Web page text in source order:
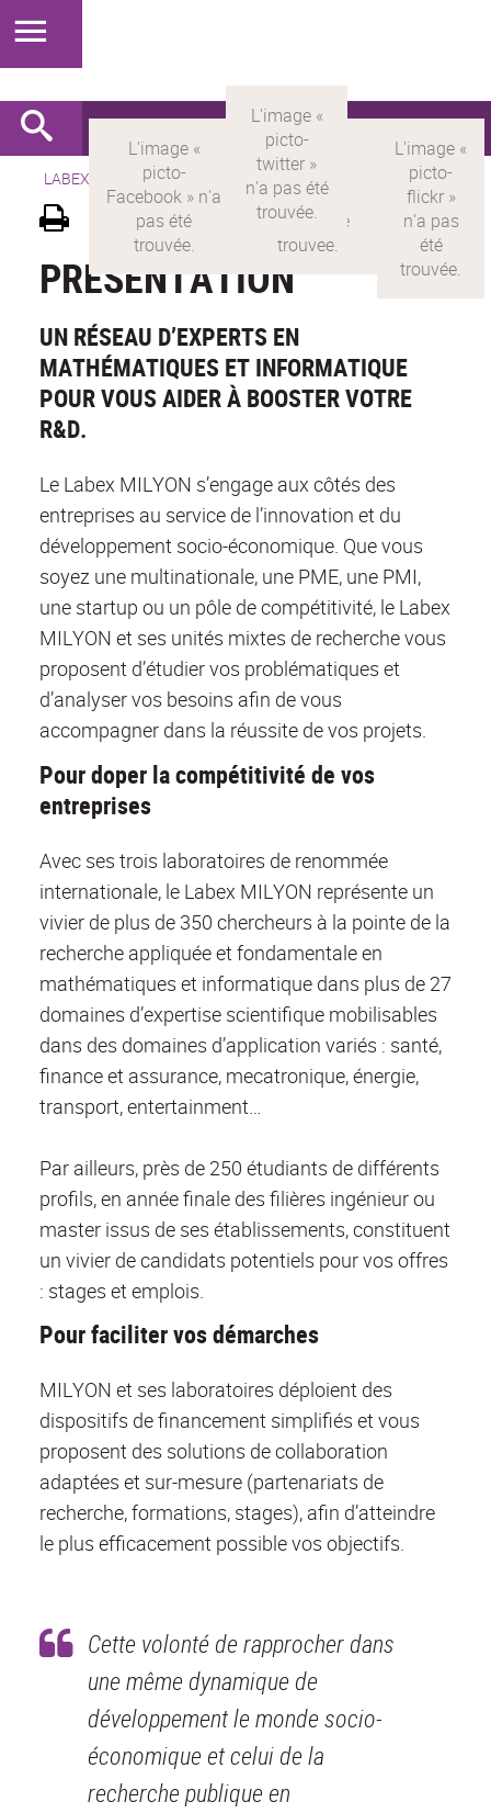
LABEX > LABEX MILYON Version française Présentation
PRÉSENTATION
UN RÉSEAU D’EXPERTS EN
MATHÉMATIQUES ET INFORMATIQUE
POUR VOUS AIDER À BOOSTER VOTRE
R&D.
Le Labex MILYON s’engage aux côtés des
entreprises au service de l’innovation et du
développement socio-économique. Que vous
soyez une multinationale, une PME, une PMI,
une startup ou un pôle de compétitivité, le Labex
MILYON et ses unités mixtes de recherche vous
proposent d’étudier vos problématiques et
d’analyser vos besoins afin de vous
accompagner dans la réussite de vos projets.
Pour doper la compétitivité de vos
entreprises
Avec ses trois laboratoires de renommée
internationale, le Labex MILYON représente un
vivier de plus de 350 chercheurs à la pointe de la
recherche appliquée et fondamentale en
mathématiques et informatique dans plus de 27
domaines d’expertise scientifique mobilisables
dans des domaines d’application variés : santé,
finance et assurance, mecatronique, énergie,
transport, entertainment…
Par ailleurs, près de 250 étudiants de différents
profils, en année finale des filières ingénieur ou
master issus de ses établissements, constituent
un vivier de candidats potentiels pour vos offres
: stages et emplois.
Pour faciliter vos démarches
MILYON et ses laboratoires déploient des
dispositifs de financement simplifiés et vous
proposent des solutions de collaboration
adaptées et sur-mesure (partenariats de
recherche, formations, stages), afin d’atteindre
le plus efficacement possible vos objectifs.
Cette volonté de rapprocher dans
une même dynamique de
développement le monde socio-
économique et celui de la
recherche publique en